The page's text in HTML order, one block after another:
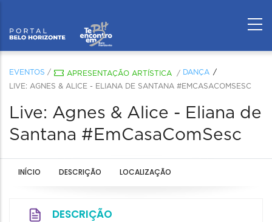
EVENTOS / APRESENTAÇÃO ARTÍSTICA / DANÇA
LIVE: AGNES & ALICE - ELIANA DE SANTANA #EMCASACOMSESC
Live: Agnes & Alice - Eliana de
Santana #EmCasaComSesc
INÍCIO DESCRIÇÃO LOCALIZAÇÃO
DESCRIÇÃO